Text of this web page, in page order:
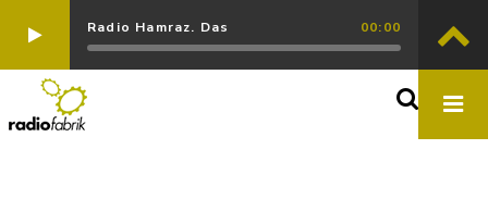
Radio Hamraz. Das 00:00